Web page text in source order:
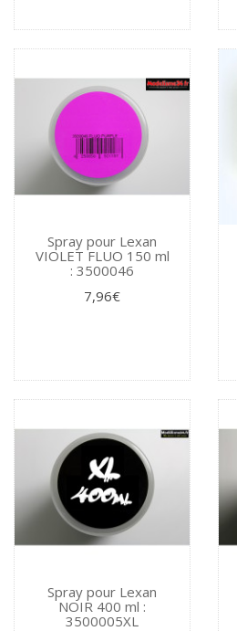
Spray pour Lexan
VIOLET FLUO 150 ml
: 3500046
7,96€
Spray pour Lexan
NOIR 400 ml :
3500005XL